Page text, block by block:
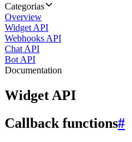
Categorias
Overview
Widget API
Webhooks API
Chat API
Bot API
Documentation
Widget API
Callback functions#